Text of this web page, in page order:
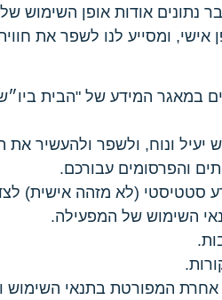
נתונים אודות אופן השימוש
ומסייע לנו לשפר את
במאגר המידע של "הבית
יעיל ונוח, ולשפר ולהעשיר
והפרסומים עבורכם.
סטטיסטי (לא מזהה אישית)
השימוש של המפעילה.
המפורטת בתנאי השימוש